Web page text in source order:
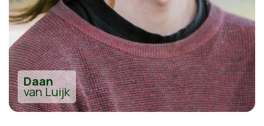
Daan
van Luijk